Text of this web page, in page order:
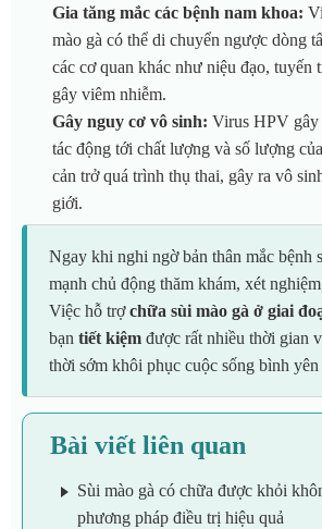
Gia tăng mắc các bệnh nam khoa:
mào gà có thể di chuyển ngược dòng
các cơ quan khác như niệu đạo,
gây viêm nhiễm.
Gây nguy cơ vô sinh: Virus HPV gây
tác động tới chất lượng và số lượng
cản trở quá trình thụ thai, gây ra vô
giới.
Ngay khi nghi ngờ bản thân mắc bệnh
mạnh chủ động thăm khám, xét
Việc hỗ trợchữa sùi mào gà ở giai
bạn tiết kiệm được rất nhiều thời gian
thời sớm khôi phục cuộc sống bình yên
Bài viết liên quan
Sùi mào gà có chữa được khỏi
phương pháp điều trị hiệu quả